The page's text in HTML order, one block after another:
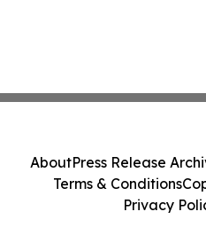
AboutPress Release
Terms & Conditions
Privacy